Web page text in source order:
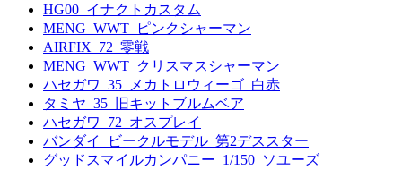
HG00_イナクトカスタム
MENG_WWT_ピンクシャーマン
AIRFIX_72_零戦
MENG_WWT_クリスマスシャーマン
ハセガワ_35_メカトロウィーゴ_白赤
タミヤ_35_旧キットブルムベア
ハセガワ_72_オスプレイ
バンダイ_ビークルモデル_第2デススター
グッドスマイルカンパニー_1/150_ソユーズ